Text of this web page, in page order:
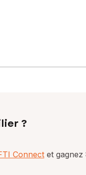
?
Connect et